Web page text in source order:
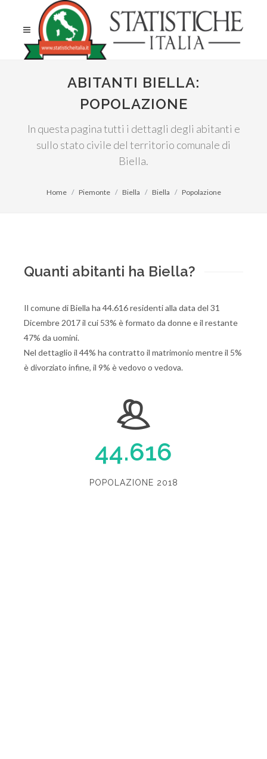
ABITANTI BIELLA:
POPOLAZIONE
In questa pagina tutti i dettagli degli abitanti e
sullo stato civile del territorio comunale di
Biella.
Home Piemonte Biella Biella Popolazione
Quanti abitanti ha Biella?
Il comune di Biella ha 44.616 residenti alla data del 31
Dicembre 2017 il cui 53% è formato da donne e il restante
47% da uomini.
Nel dettaglio il 44% ha contratto il matrimonio mentre il 5%
è divorziato infine, il 9% è vedovo o vedova.
44.616
POPOLAZIONE 2018